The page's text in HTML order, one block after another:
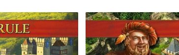
置型高质量挂机手游传承了大部分放置经典手游
你来拿！